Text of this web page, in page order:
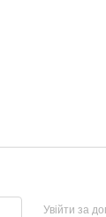
Увійти за